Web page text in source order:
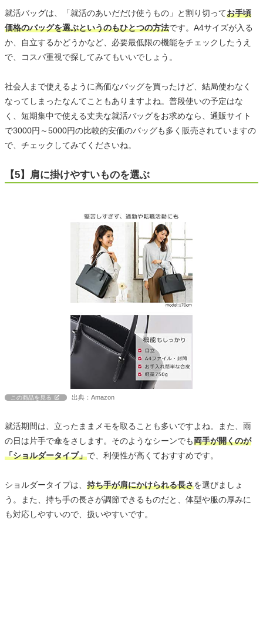
就活バッグは、「就活のあいだだけ使うもの」と割り切ってお手頃
価格のバッグを選ぶというのもひとつの方法です。A4サイズが入る
か、自立するかどうかなど、必要最低限の機能をチェックしたうえ
で、コスパ重視で探してみてもいいでしょう。
社会人まで使えるように高価なバッグを買ったけど、結局使わなく
なってしまったなんてこともありますよね。普段使いの予定はな
く、短期集中で使える丈夫な就活バッグをお求めなら、通販サイト
で3000円～5000円の比較的安価のバッグも多く販売されていますの
で、チェックしてみてくださいね。
【5】肩に掛けやすいものを選ぶ
この商品を見る 出典：Amazon
就活期間は、立ったままメモを取ることも多いですよね。また、雨
の日は片手で傘をさします。そのようなシーンでも両手が開くのが
「ショルダータイプ」で、利便性が高くておすすめです。
ショルダータイプは、 持ち手が肩にかけられる長さを選びましょ
う。また、持ち手の長さが調節できるものだと、体型や服の厚みに
も対応しやすいので、扱いやすいです。